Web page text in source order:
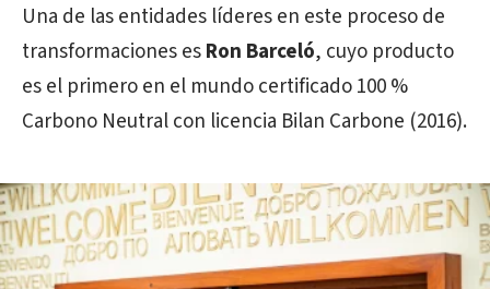
Una de las entidades líderes en este proceso de
transformaciones esRon Barceló, cuyo producto
es el primero en el mundo certificado 100 %
Carbono Neutral con licencia Bilan Carbone (2016).